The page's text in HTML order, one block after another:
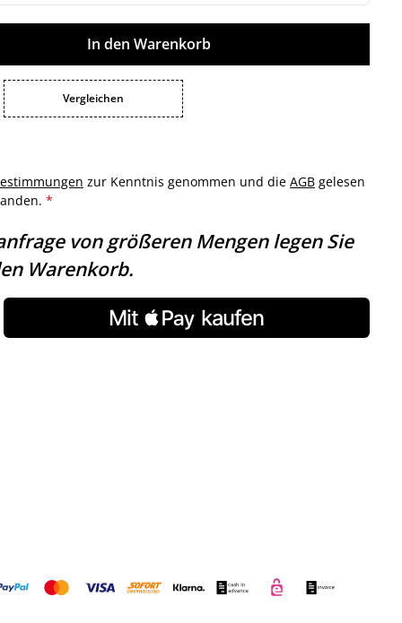
den gewünschten Wert ein oder
In den Warenkorb
Vergleichen
zur Kenntnis genommen und die AGB gelesen
*
von größeren Mengen legen Sie
Warenkorb.